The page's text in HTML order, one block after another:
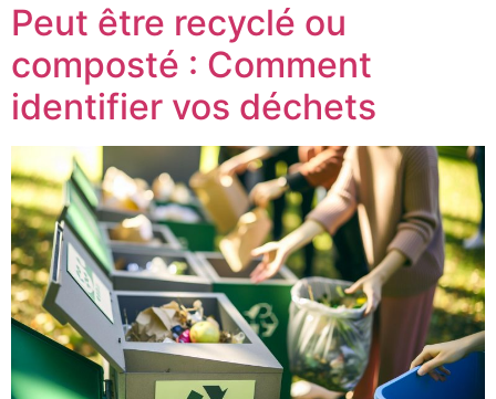
Peut être recyclé ou
composté : Comment
identifier vos déchets